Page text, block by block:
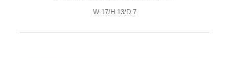
W:17/H:13/D:7